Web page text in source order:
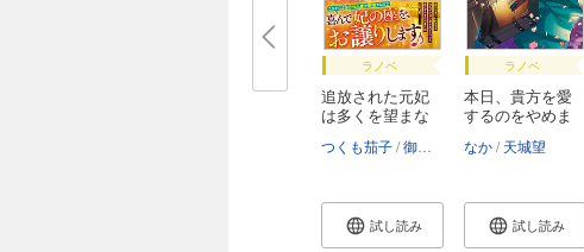
ラノベ
追放された元妃
は多くを望まな
つくも茄子 御子柴リョウ
試し読み
ラノベ
本日、貴方を愛
するのをやめま
なか 天城望
試し読み